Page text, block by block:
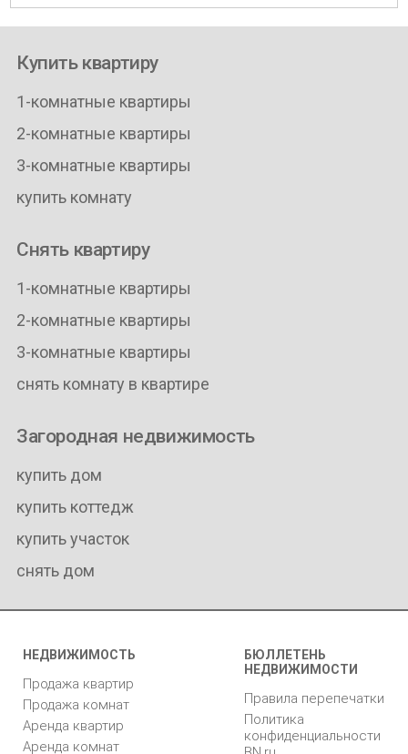
Купить квартиру
1-комнатные квартиры
2-комнатные квартиры
3-комнатные квартиры
купить комнату
Снять квартиру
1-комнатные квартиры
2-комнатные квартиры
3-комнатные квартиры
снять комнату в квартире
Загородная недвижимость
купить дом
купить коттедж
купить участок
снять дом
НЕДВИЖИМОСТЬ
Продажа квартир
Продажа комнат
Аренда квартир
Аренда комнат
БЮЛЛЕТЕНЬ
НЕДВИЖИМОСТИ
Правила перепечатки
Политика
конфиденциальности